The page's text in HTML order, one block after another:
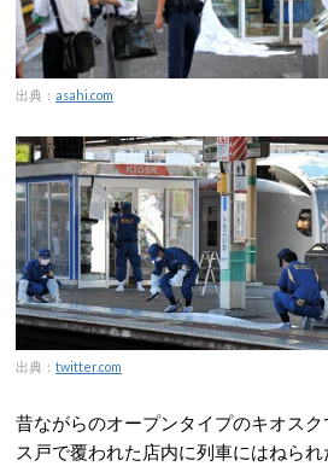
出典： asahi.com
出典： twitter.com
昔ながらのオープンタイプのキオス
ス戸で覆われた店内に列車にはねられ